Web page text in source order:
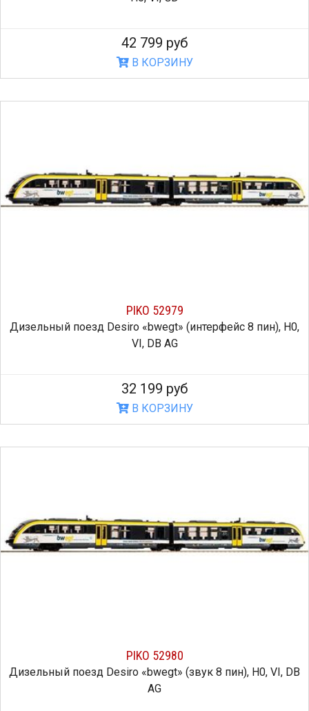
42 799 руб
В КОРЗИНУ
PIKO 52979
Дизельный поезд Desiro «bwegt» (интерфейс 8 пин), H0,
VI, DB AG
32 199 руб
В КОРЗИНУ
PIKO 52980
Дизельный поезд Desiro «bwegt» (звук 8 пин), H0, VI, DB
AG